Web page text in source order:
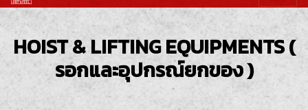
HOIST & LIFTING EQUIPMENTS (
รอกและอุปกรณ์ยกของ )